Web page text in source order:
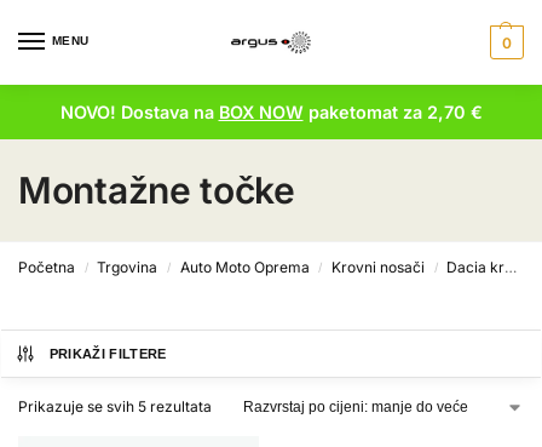
MENU 0
NOVO! Dostava na BOX NOWpaketomat za 2,70 €
Montažne točke
Početna / Trgovina / Auto Moto Oprema / Krovni nosači / Dacia krovni nosači
PRIKAŽI FILTERE
Prikazuje se svih 5 rezultata